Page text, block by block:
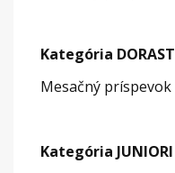
Kategória DORAST
Mesačný príspevok
Kategória JUNIORI